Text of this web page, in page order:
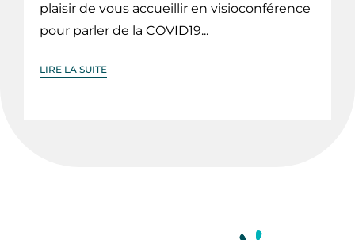
plaisir de vous accueillir en visioconférence
pour parler de la COVID19...
LIRE LA SUITE